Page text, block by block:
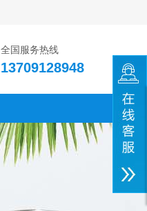
全国服务热线
13709128948